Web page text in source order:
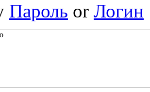
Пароль or Логин